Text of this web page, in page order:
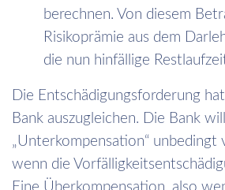
berechnen. Von diesem
Risikoprämie aus dem
die nun hinfällige
Die Entschädigungsforderung
Bank auszugleichen. Die Bank
„Unterkompensation“ unbedingt
wenn die